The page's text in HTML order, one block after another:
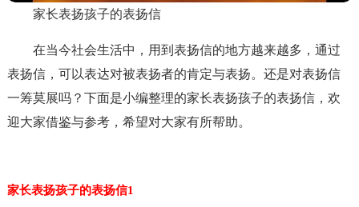
家长表扬孩子的表扬信
在当今社会生活中，用到表扬信的地方越来越多，通过
表扬信，可以表达对被表扬者的肯定与表扬。还是对表扬信
一筹莫展吗？下面是小编整理的家长表扬孩子的表扬信，欢
迎大家借鉴与参考，希望对大家有所帮助。
家长表扬孩子的表扬信1